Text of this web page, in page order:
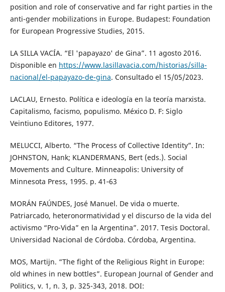
position and role of conservative and far right parties in the
anti-gender mobilizations in Europe. Budapest: Foundation
for European Progressive Studies, 2015.
LA SILLA VACÍA. “El 'papayazo' de Gina”. 11 agosto 2016.
Disponible en https://www.lasillavacia.com/historias/silla-
nacional/el-papayazo-de-gina. Consultado el 15/05/2023.
LACLAU, Ernesto. Política e ideología en la teoría marxista.
Capitalismo, facismo, populismo. México D. F: Siglo
Veintiuno Editores, 1977.
MELUCCI, Alberto. “The Process of Collective Identity”. In:
JOHNSTON, Hank; KLANDERMANS, Bert (eds.). Social
Movements and Culture. Minneapolis: University of
Minnesota Press, 1995. p. 41‑63
MORÁN FAÚNDES, José Manuel. De vida o muerte.
Patriarcado, heteronormatividad y el discurso de la vida del
activismo “Pro-Vida” en la Argentina”. 2017. Tesis Doctoral.
Universidad Nacional de Córdoba. Córdoba, Argentina.
MOS, Martijn. “The fight of the Religious Right in Europe:
old whines in new bottles”. European Journal of Gender and
Politics, v. 1, n. 3, p. 325-343, 2018. DOI: